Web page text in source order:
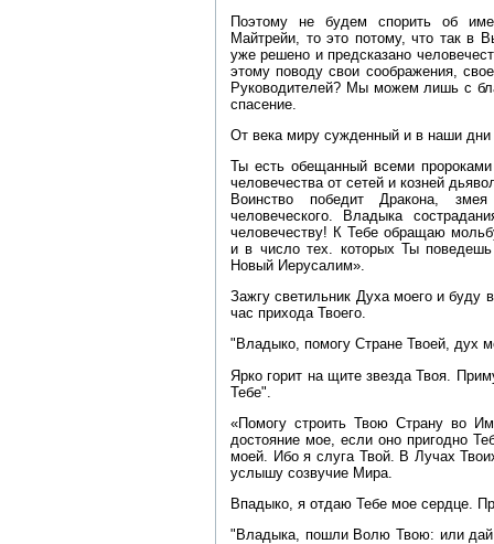
Поэтому не будем спорить об
Майтрейи, то это потому, что так в
уже решено и предсказано
этому поводу свои соображения,
Руководителей? Мы можем лишь с
спасение.
От века миру сужденный и в наши
Ты есть обещанный всеми
человечества от сетей и козней
Воинство победит Дракона,
человеческого. Владыка
человечеству! К Тебе обращаю
и в число тех. которых Ты
Новый Иерусалим».
Зажгу светильник Духа моего и буду
час прихода Твоего.
"Владыко, помогу Стране Твоей, дух
Ярко горит на щите звезда Твоя.
Тебе".
«Помогу строить Твою Страну во
достояние мое, если оно пригодно
моей. Ибо я слуга Твой. В Лучах
услышу созвучие Мира.
Впадыко, я отдаю Тебе мое сердце.
"Владыка, пошли Волю Твою: или